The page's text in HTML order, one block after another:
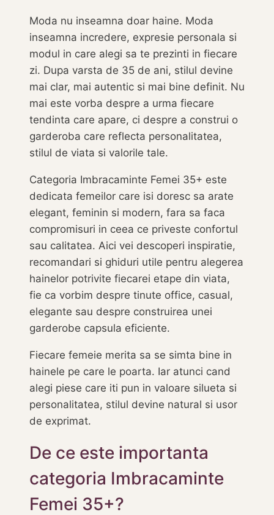
Moda nu inseamna doar haine. Moda
inseamna incredere, expresie personala si
modul in care alegi sa te prezinti in fiecare
zi. Dupa varsta de 35 de ani, stilul devine
mai clar, mai autentic si mai bine definit. Nu
mai este vorba despre a urma fiecare
tendinta care apare, ci despre a construi o
garderoba care reflecta personalitatea,
stilul de viata si valorile tale.
Categoria Imbracaminte Femei 35+ este
dedicata femeilor care isi doresc sa arate
elegant, feminin si modern, fara sa faca
compromisuri in ceea ce priveste confortul
sau calitatea. Aici vei descoperi inspiratie,
recomandari si ghiduri utile pentru alegerea
hainelor potrivite fiecarei etape din viata,
fie ca vorbim despre tinute office, casual,
elegante sau despre construirea unei
garderobe capsula eficiente.
Fiecare femeie merita sa se simta bine in
hainele pe care le poarta. Iar atunci cand
alegi piese care iti pun in valoare silueta si
personalitatea, stilul devine natural si usor
de exprimat.
De ce este importanta
categoria Imbracaminte
Femei 35+?